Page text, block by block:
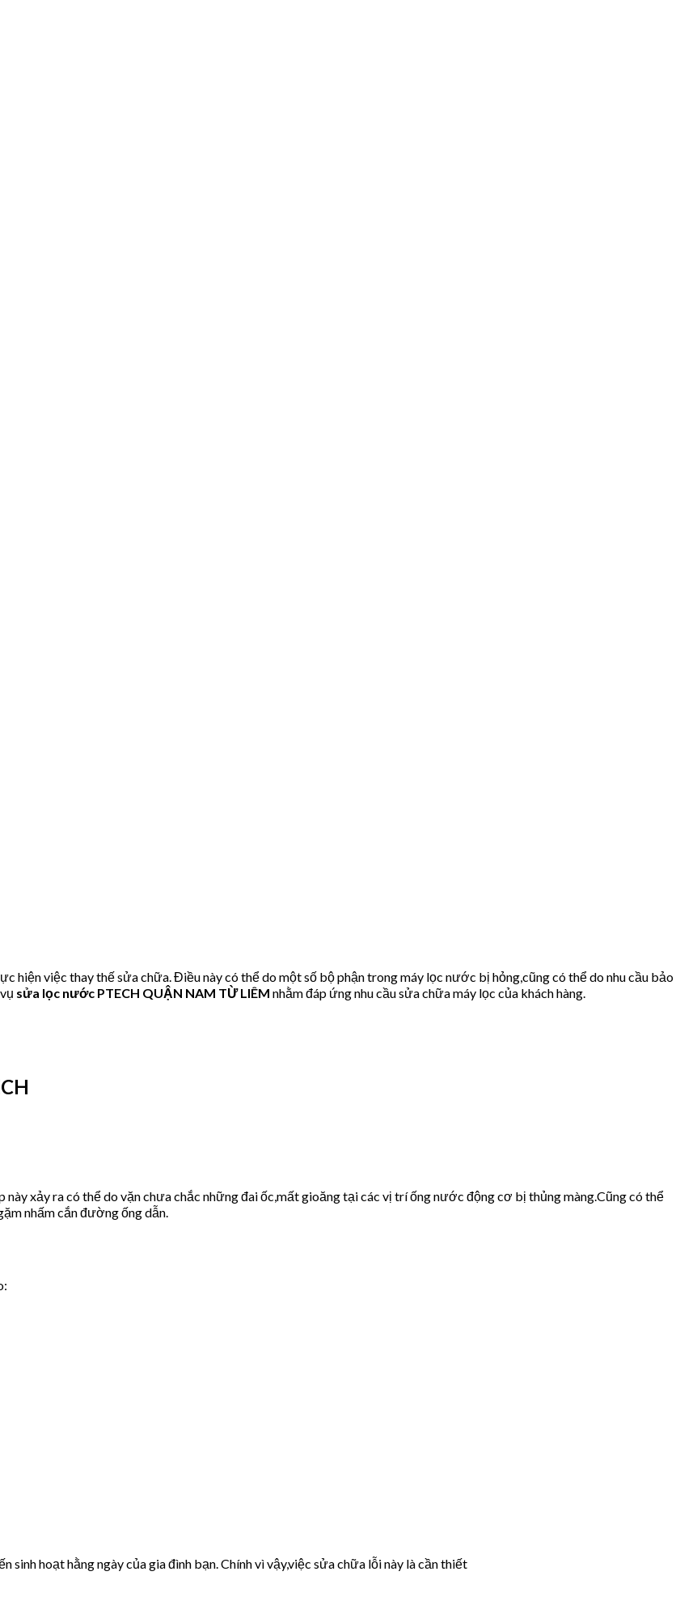
hiện việc thay thế sửa chữa. Điều này có thể do một số bộ phận trong máy lọc nước bị hỏng,cũng có thể do nhu cầu bảo
sửa lọc nước PTECH QUẬN NAM TỪ LIÊM nhằm đáp ứng nhu cầu sửa chữa máy lọc của khách hàng.
xảy ra có thể do vặn chưa chắc những đai ốc,mất gioăng tại các vị trí ống nước động cơ bị thủng màng.Cũng có thể
nhấm cắn đường ống dẫn.
hoạt hằng ngày của gia đình bạn. Chính vì vậy,việc sửa chữa lỗi này là cần thiết